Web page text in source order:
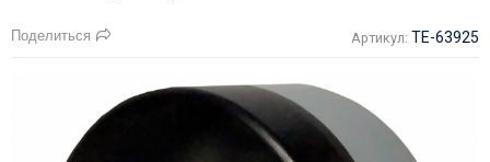
Поделиться Артикул: TE-63925